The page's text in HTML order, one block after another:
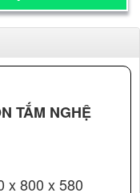
TẮM NGHỆ
x 800 x 580